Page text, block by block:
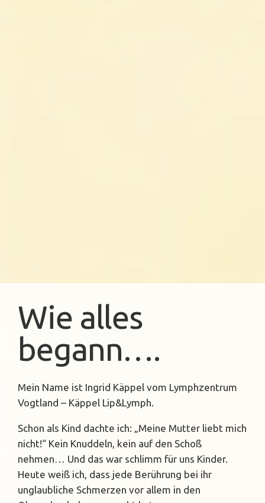
Wie alles
begann….
Mein Name ist Ingrid Käppel vom Lymphzentrum
Vogtland – Käppel Lip&Lymph.
Schon als Kind dachte ich: „Meine Mutter liebt mich
nicht!“ Kein Knuddeln, kein auf den Schoß
nehmen… Und das war schlimm für uns Kinder.
Heute weiß ich, dass jede Berührung bei ihr
unglaubliche Schmerzen vor allem in den